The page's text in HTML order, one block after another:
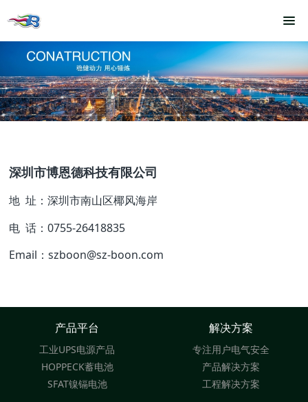
深圳市博恩德科技有限公司
地 址：深圳市南山区椰风海岸
电 话：0755-26418835
Email：szboon@sz-boon.com
产品平台
工业UPS电源产品
HOPPECK蓄电池
SFAT镍镉电池
解决方案
专注用户电气安全
产品解决方案
工程解决方案